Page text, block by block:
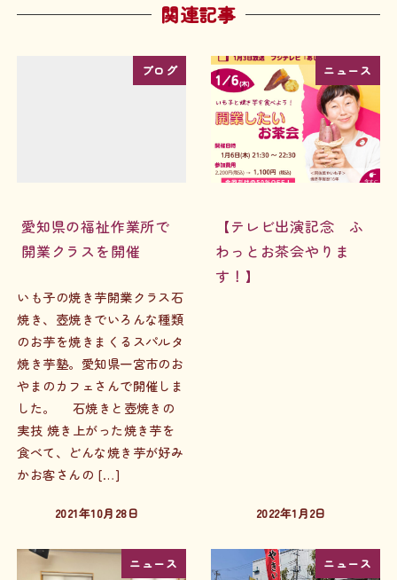
関連記事
ブログ
愛知県の福祉作業所で
開業クラスを開催
いも子の焼き芋開業クラス石
焼き、壺焼きでいろんな種類
のお芋を焼きまくるスパルタ
焼き芋塾。愛知県一宮市のお
やまのカフェさんで開催しま
した。 石焼きと壺焼きの
実技 焼き上がった焼き芋を
食べて、どんな焼き芋が好み
かお客さんの […]
投稿日
2021年10月28日
ニュース
【テレビ出演記念 ふ
わっとお茶会やりま
す！】
投稿日
2022年1月2日
ニュース ニュース